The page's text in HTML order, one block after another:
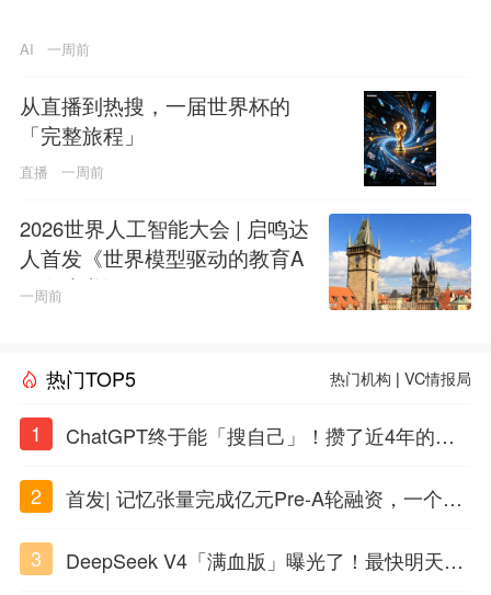
AI 一周前
从直播到热搜，一届世界杯的
「完整旅程」
直播 一周前
2026世界人工智能大会 | 启鸣达
人首发《世界模型驱动的教育A
GI白皮书》
一周前
热门TOP5 热门机构 |VC情报局
1
ChatGPT终于能「搜自己」！攒了近4年的对
2
首发| 记忆张量完成亿元Pre-A轮融资，一个上
3
DeepSeek V4「满血版」曝光了！最快明天发